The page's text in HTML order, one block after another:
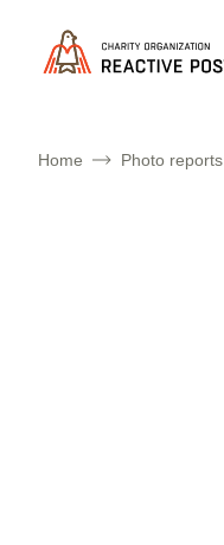
Home Photo reports